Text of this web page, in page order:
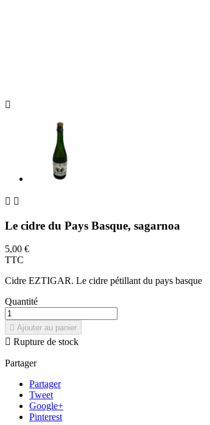

 
Le cidre du Pays Basque, sagarnoa
5,00 €
TTC
Cidre EZTIGAR. Le cidre pétillant du pays basque
Quantité
 Ajouter au panier
 Rupture de stock
Partager
Partager
Tweet
Google+
Pinterest